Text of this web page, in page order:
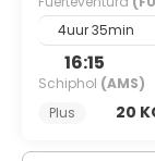
4uur 35min
16:15
Schiphol (AMS)
Plus
20